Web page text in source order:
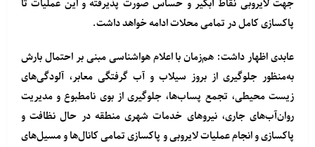
جهت لایروبی نقاط آبگیر و حساس صورت پذیرفته و این عملیات تا
پاکسازی کامل در تمامی محلات ادامه خواهد داشت.
عابدی اظهار داشت: هم‌زمان با اعلام هواشناسی مبنی بر احتمال بارش
به‌منظور جلوگیری از بروز سیلاب و آب گرفتگی معابر، آلودگی‌های
زیست محیطی، تجمع پساب‌ها، جلوگیری از بوی نامطبوع و مدیریت
روان‌آب‌های جاری، نیروهای خدمات شهری منطقه در حال نظافت و
پاکسازی و انجام عملیات لایروبی و پاکسازی تمامی کانال‌ها و مسیل‌های